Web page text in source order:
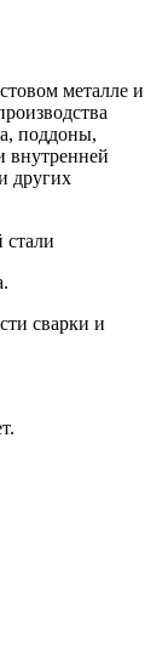
металле и
поддоны,
внутренней
других
стали
сварки и